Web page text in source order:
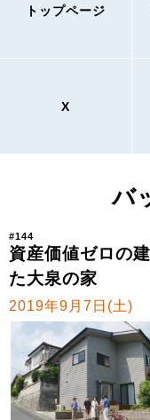
トップページ
X
バ
#144
資産価値ゼロの
た大泉の家
2019年9月7日(土)